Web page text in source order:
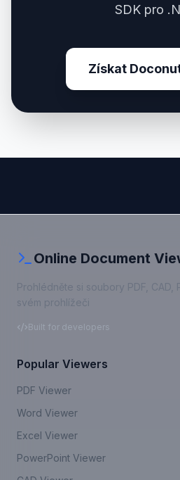
SDK pro
Získat
Online Document
Prohlédněte si soubory PDF, CAD,
svém prohlížeči
Built for developers
Popular Viewers
PDF Viewer
Word Viewer
Excel Viewer
PowerPoint Viewer